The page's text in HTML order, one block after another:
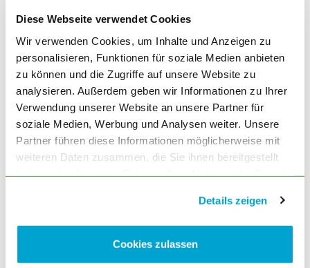
Diese Webseite verwendet Cookies
Wir verwenden Cookies, um Inhalte und Anzeigen zu
personalisieren, Funktionen für soziale Medien anbieten
zu können und die Zugriffe auf unsere Website zu
analysieren. Außerdem geben wir Informationen zu Ihrer
Verwendung unserer Website an unsere Partner für
soziale Medien, Werbung und Analysen weiter. Unsere
Partner führen diese Informationen möglicherweise mit
weiteren Daten zusammen, die Sie ihnen bereitgestellt
haben oder die sie im Rahmen Ihrer Nutzung der Dienste
Cookies, wenn Sie unsere Webseite weiterhin nutzen.
Details zeigen
Cookies zulassen
Save the Dates - LEVEL UP
Erfolgreich weiterbilden: "Train the Trainer" (TTT)
- Fortbildungen der BLÄK
Termine und Anmeldung
Neu gegründete Weiterbildungsverbünde:
ÄWV KJPP - Ärztlicher Weiterbildungsverbund Kinder- und
Jugendpsychiatrie und -Psychotherapie (Mittelfranken –
Oberpfalz)
Ärztlicher Weiterbildungsverbund KJPP
Pädiatrischer Weiterbildungsverbund Traunstein –
Weiterbildungsverbund Allgäu-Urologie